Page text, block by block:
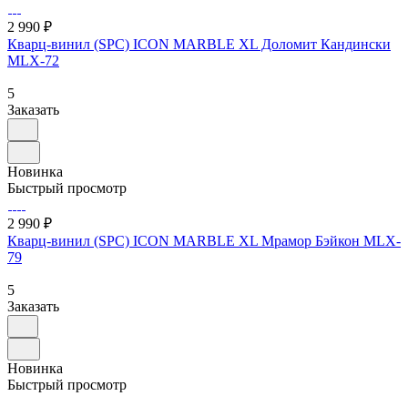
2 990 ₽
Кварц-винил (SPC) ICON MARBLE XL Доломит Кандински
MLX-72
5
Заказать
Новинка
Быстрый просмотр
2 990 ₽
Кварц-винил (SPC) ICON MARBLE XL Мрамор Бэйкон MLX-
79
5
Заказать
Новинка
Быстрый просмотр